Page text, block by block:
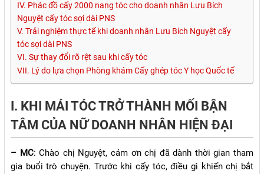
IV. Phác đồ cấy 2000 nang tóc cho doanh nhân Lưu Bích
Nguyệt cấy tóc sợi dài PNS
V. Trải nghiệm thực tế khi doanh nhân Lưu Bích Nguyệt cấy
tóc sợi dài PNS
VI. Sự thay đổi rõ rệt sau khi cấy tóc
VII. Lý do lựa chọn Phòng khám Cấy ghép tóc Y học Quốc tế
I. KHI MÁI TÓC TRỞ THÀNH MỐI BẬN
TÂM CỦA NỮ DOANH NHÂN HIỆN ĐẠI
– MC: Chào chị Nguyệt, cảm ơn chị đã dành thời gian tham
gia buổi trò chuyện. Trước khi cấy tóc, điều gì khiến chị bắt